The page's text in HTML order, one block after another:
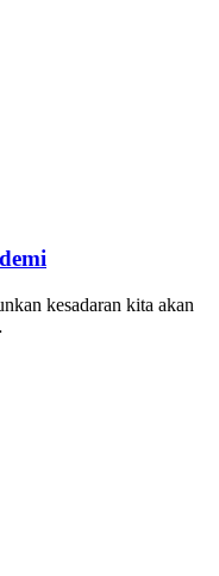
kesadaran kita akan